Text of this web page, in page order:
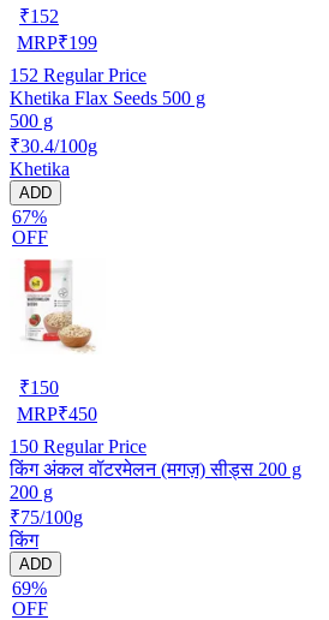
₹152
MRP₹199
152 Regular Price
Khetika Flax Seeds 500 g
500 g
₹30.4/100g
Khetika
ADD
67%
OFF
₹150
MRP₹450
150 Regular Price
किंग अंकल वॉटरमेलन (मगज़) सीड्स 200 g
200 g
₹75/100g
किंग
ADD
69%
OFF